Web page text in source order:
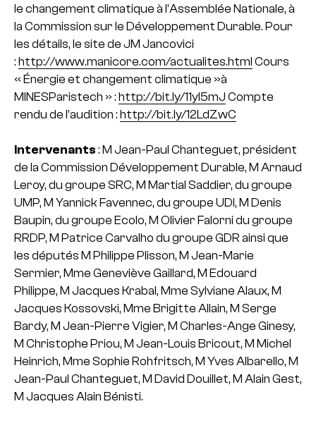
le changement climatique à l’Assemblée Nationale, à
la Commission sur le Développement Durable. Pour
les détails, le site de JM Jancovici
: http://www.manicore.com/actualites.html Cours
« Énergie et changement climatique »à
MINESParistech » : http://bit.ly/11yI5mJ Compte
rendu de l’audition : http://bit.ly/12LdZwC
Intervenants : M Jean-Paul Chanteguet, président
de la Commission Développement Durable, M Arnaud
Leroy, du groupe SRC, M Martial Saddier, du groupe
UMP, M Yannick Favennec, du groupe UDI, M Denis
Baupin, du groupe Ecolo, M Olivier Falorni du groupe
RRDP, M Patrice Carvalho du groupe GDR ainsi que
les députés M Philippe Plisson, M Jean-Marie
Sermier, Mme Geneviève Gaillard, M Edouard
Philippe, M Jacques Krabal, Mme Sylviane Alaux, M
Jacques Kossovski, Mme Brigitte Allain, M Serge
Bardy, M Jean-Pierre Vigier, M Charles-Ange Ginesy,
M Christophe Priou, M Jean-Louis Bricout, M Michel
Heinrich, Mme Sophie Rohfritsch, M Yves Albarello, M
Jean-Paul Chanteguet, M David Douillet, M Alain Gest,
M Jacques Alain Bénisti.